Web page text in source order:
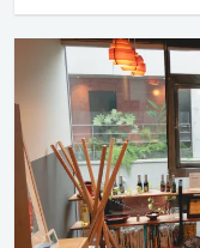
在宅勤務可